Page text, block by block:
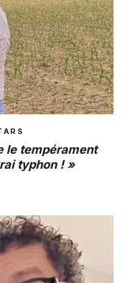
le tempérament
typhon ! »